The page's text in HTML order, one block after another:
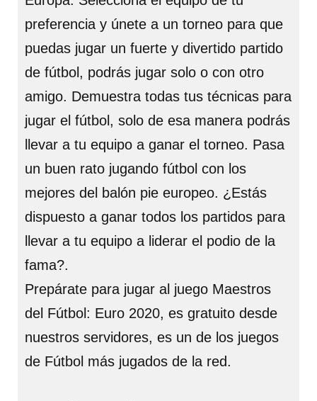
preferencia y únete a un torneo para que
puedas jugar un fuerte y divertido partido
de fútbol, podrás jugar solo o con otro
amigo. Demuestra todas tus técnicas para
jugar el fútbol, solo de esa manera podrás
llevar a tu equipo a ganar el torneo. Pasa
un buen rato jugando fútbol con los
mejores del balón pie europeo. ¿Estás
dispuesto a ganar todos los partidos para
llevar a tu equipo a liderar el podio de la
fama?.
Prepárate para jugar al juego Maestros
del Fútbol: Euro 2020, es gratuito desde
nuestros servidores, es un de los juegos
de Fútbol más jugados de la red.